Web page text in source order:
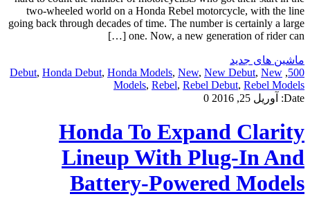
two-wheeled world on a Honda Rebel motorcycle, with the line
going back through decades of time. The number is certainly a large
one. Now, a new generation of rider can […]
ماشین های جدید
500
,
Debut, Honda Debut, Honda Models, New, New Debut, New
Models, Rebel, Rebel Debut, Rebel Models
Date:
آوریل 25, 2016 0
Honda To Expand Clarity
Lineup With Plug-In And
Battery-Powered Models